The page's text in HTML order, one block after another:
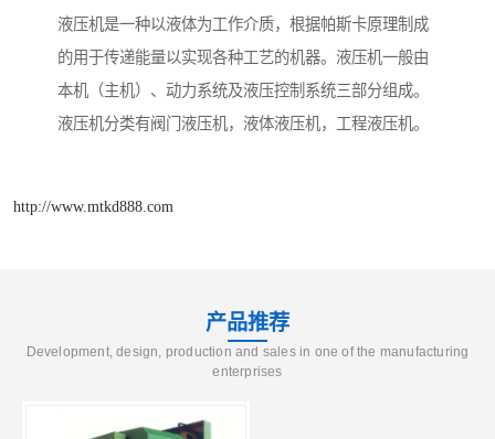
液压机是一种以液体为工作介质，根据帕斯卡原理制成
的用于传递能量以实现各种工艺的机器。液压机一般由
本机（主机）、动力系统及液压控制系统三部分组成。
液压机分类有阀门液压机，液体液压机，工程液压机。
http://www.mtkd888.com
产品推荐
Development, design, production and sales in one of the manufacturing
enterprises